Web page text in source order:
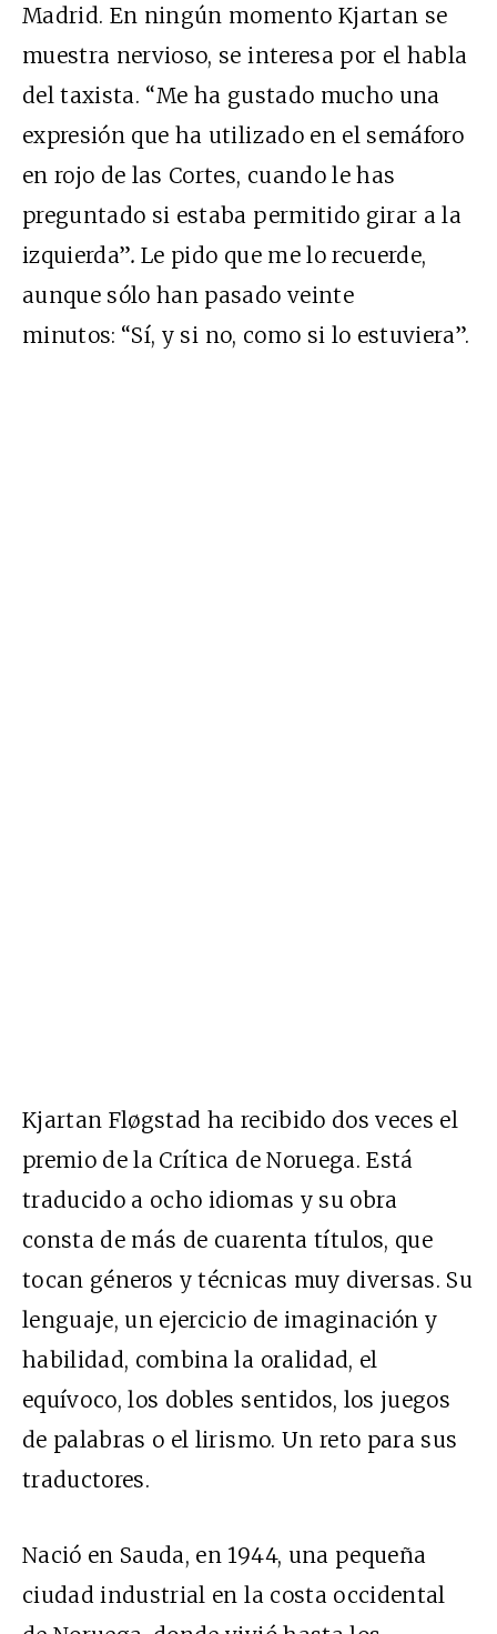
Madrid. En ningún momento Kjartan se
muestra nervioso, se interesa por el habla
del taxista. “Me ha gustado mucho una
expresión que ha utilizado en el semáforo
en rojo de las Cortes, cuando le has
preguntado si estaba permitido girar a la
izquierda”.Le pido que me lo recuerde,
aunque sólo han pasado veinte
minutos: “Sí, y si no, como si lo estuviera”.
Kjartan Fløgstad ha recibido dos veces el
premio de la Crítica de Noruega. Está
traducido a ocho idiomas y su obra
consta de más de cuarenta títulos, que
tocan géneros y técnicas muy diversas. Su
lenguaje, un ejercicio de imaginación y
habilidad, combina la oralidad, el
equívoco, los dobles sentidos, los juegos
de palabras o el lirismo. Un reto para sus
traductores.
Nació en Sauda, en 1944, una pequeña
ciudad industrial en la costa occidental